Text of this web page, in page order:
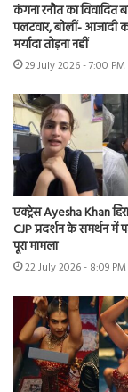
कंगना रनौत का विवादित
पलटवार, बोलीं- आजादी
मर्यादा तोड़ना नहीं
29 July 2026 - 7:00 PM
एक्ट्रेस Ayesha Khan
CJP प्रदर्शन के समर्थन में
पूरा मामला
22 July 2026 - 8:09 PM